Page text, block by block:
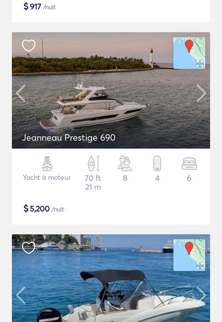
$917 /nuit
Jeanneau Prestige 690
Yacht à moteur
70 ft
21 m
8 4 6
$5,200 /nuit